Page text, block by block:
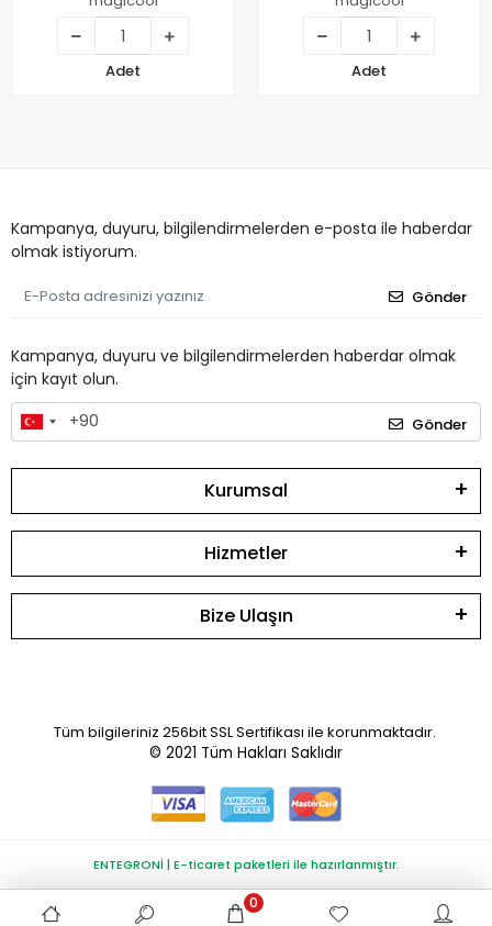
Adet Adet
Kampanya, duyuru, bilgilendirmelerden e-posta ile haberdar
olmak istiyorum.
Gönder
Kampanya, duyuru ve bilgilendirmelerden haberdar olmak
için kayıt olun.
Gönder
Kurumsal
Hizmetler
Bize Ulaşın
Tüm bilgileriniz 256bit SSL Sertifikası ile korunmaktadır.
© 2021 Tüm Hakları Saklıdır
0
ENTEGRONİ | E-ticaret paketleri ile hazırlanmıştır.